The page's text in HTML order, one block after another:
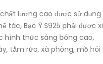
lượng cao được sử dụng
Bạc Ý S925 phải được xi
hình thức sáng bóng cao,
tắm rửa, xà phòng, mồ hôi